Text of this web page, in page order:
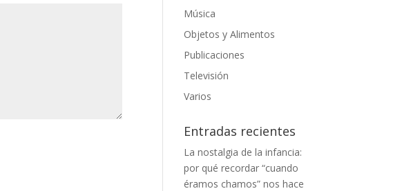
Música
Objetos y Alimentos
Publicaciones
Televisión
Varios
Entradas recientes
La nostalgia de la infancia:
por qué recordar “cuando
éramos chamos” nos hace